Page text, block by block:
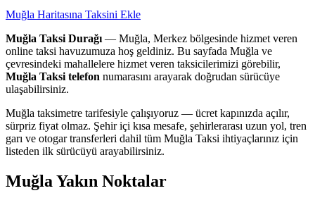
Muğla Haritasına Taksini Ekle
Muğla Taksi Durağı — Muğla, Merkez bölgesinde hizmet veren
online taksi havuzumuza hoş geldiniz. Bu sayfada Muğla ve
çevresindeki mahallelere hizmet veren taksicilerimizi görebilir,
Muğla Taksi telefon numarasını arayarak doğrudan sürücüye
ulaşabilirsiniz.
Muğla taksimetre tarifesiyle çalışıyoruz — ücret kapınızda açılır,
sürpriz fiyat olmaz. Şehir içi kısa mesafe, şehirlerarası uzun yol, tren
garı ve otogar transferleri dahil tüm Muğla Taksi ihtiyaçlarınız için
listeden ilk sürücüyü arayabilirsiniz.
Muğla Yakın Noktalar